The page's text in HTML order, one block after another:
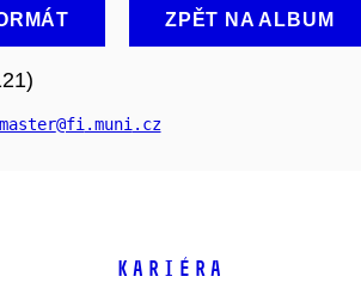
ZPĚT NA ALBUM
@fi .muni .cz
KARIÉRA